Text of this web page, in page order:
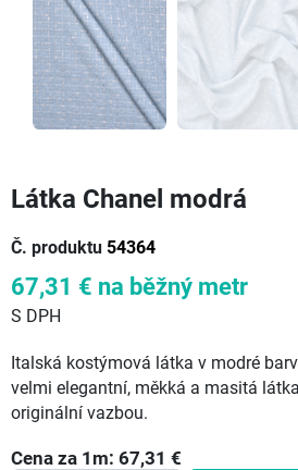
Látka Chanel modrá
Č. produktu 54364
67,31 € na běžný metr
S DPH
Italská kostýmová látka v modré
velmi elegantní, měkká a masitá
originální vazbou.
Cena za 1 m: 67,31 €